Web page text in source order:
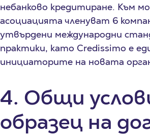
небанково кредитиране. Към
асоциацията членуват 6
утвърдени международни
практики, като Credissimo е
инициаторите на новата
4. Общи
образец на